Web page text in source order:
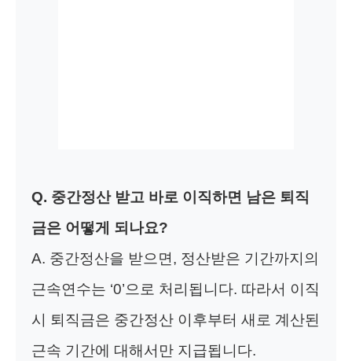
Q. 중간정산 받고 바로 이직하면 남은 퇴직
금은 어떻게 되나요?
A. 중간정산을 받으면, 정산받은 기간까지의
근속연수는 ‘0’으로 처리됩니다. 따라서 이직
시 퇴직금은 중간정산 이후부터 새로 계산된
근속 기간에 대해서만 지급됩니다.